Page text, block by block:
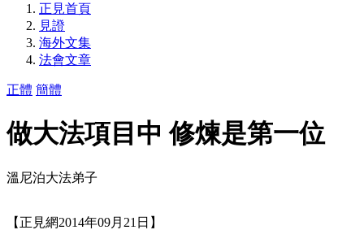
正見首頁
見證
海外文集
法會文章
正體 簡體
做大法項目中 修煉是第一位
溫尼泊大法弟子
【正見網2014年09月21日】